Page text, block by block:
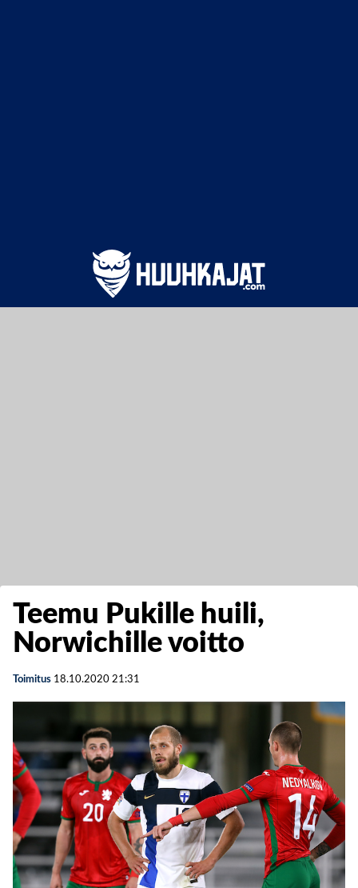
Teemu Pukille huili,
Norwichille voitto
Toimitus 18.10.2020 21:31